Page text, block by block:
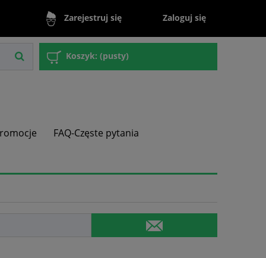
Zarejestruj się Zaloguj się
Koszyk: (pusty)
FAQ-Częste pytania